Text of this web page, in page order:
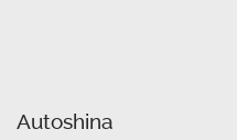
Autoshina